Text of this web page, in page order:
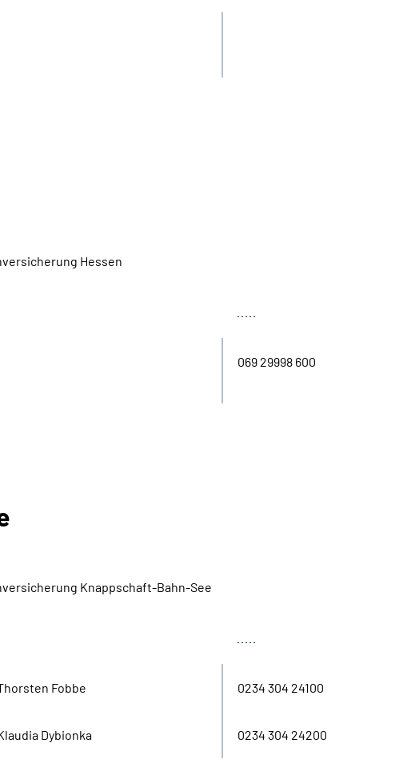
Hessen
069 29998 600
Knappschaft-Bahn-See
Fobbe 0234 304 24100
Dybionka 0234 304 24200